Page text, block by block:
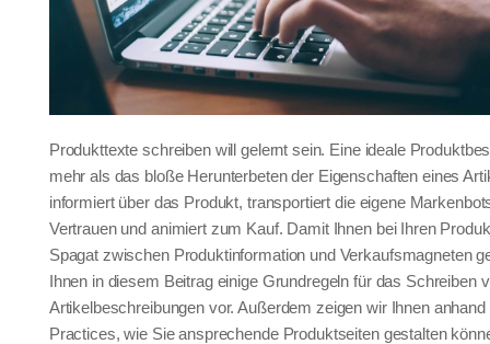
Produkttexte schreiben will gelernt sein. Eine ideale
mehr als das bloße Herunterbeten der Eigenschaften eines
informiert über das Produkt, transportiert die eigene
Vertrauen und animiert zum Kauf. Damit Ihnen bei Ihren
Spagat zwischen Produktinformation und Verkaufsmagneten
Ihnen in diesem Beitrag einige Grundregeln für das Schreiben
Artikelbeschreibungen vor. Außerdem zeigen wir Ihnen
Practices, wie Sie ansprechende Produktseiten gestalten